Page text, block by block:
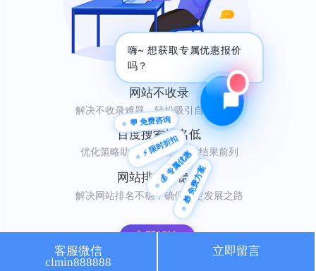
网站不收录
解决不收录难题，轻松吸引自然访问者
百度搜索排名低
优化策略助你快速登上搜索结果前列
网站排名不稳定
解决网站排名不稳，确保稳定发展之路
立即解决
客服微信
clmin888888
立即留言
🎁 免费方案
💰 专属优惠
⚡ 限时折扣
💬 免费咨询
嗨~ 想获取专属优惠报价
吗？
📍 GEO推广 ⭐️ 精准客资
📢 信息流 ✏️ 其他
获取最低报价